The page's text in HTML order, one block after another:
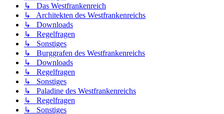
↳ Das Westfrankenreich
↳ Architekten des Westfrankenreichs
↳ Downloads
↳ Regelfragen
↳ Sonstiges
↳ Burggrafen des Westfrankenreichs
↳ Downloads
↳ Regelfragen
↳ Sonstiges
↳ Paladine des Westfrankenreichs
↳ Regelfragen
↳ Sonstiges